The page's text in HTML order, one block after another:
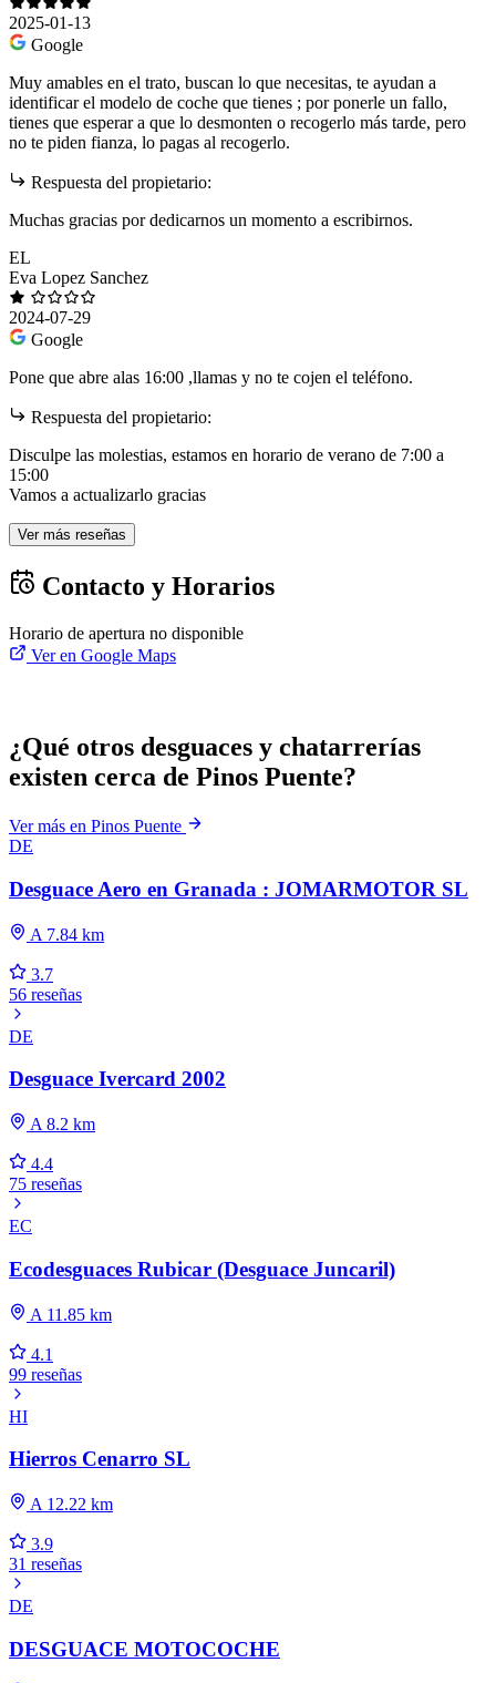
2025-01-13
Google
Muy amables en el trato, buscan lo que necesitas, te ayudan a
identificar el modelo de coche que tienes ; por ponerle un fallo,
tienes que esperar a que lo desmonten o recogerlo más tarde, pero
no te piden fianza, lo pagas al recogerlo.
Respuesta del propietario:
Muchas gracias por dedicarnos un momento a escribirnos.
EL
Eva Lopez Sanchez
2024-07-29
Google
Pone que abre alas 16:00 ,llamas y no te cojen el teléfono.
Respuesta del propietario:
Disculpe las molestias, estamos en horario de verano de 7:00 a
15:00
Vamos a actualizarlo gracias
Ver más reseñas
Contacto y Horarios
Horario de apertura no disponible
Ver en Google Maps
¿Qué otros desguaces y chatarrerías
existen cerca de Pinos Puente?
Ver más en Pinos Puente
DE
Desguace Aero en Granada : JOMARMOTOR SL
A 7.84 km
3.7
56 reseñas
DE
Desguace Ivercard 2002
A 8.2 km
4.4
75 reseñas
EC
Ecodesguaces Rubicar (Desguace Juncaril)
A 11.85 km
4.1
99 reseñas
HI
Hierros Cenarro SL
A 12.22 km
3.9
31 reseñas
DE
DESGUACE MOTOCOCHE